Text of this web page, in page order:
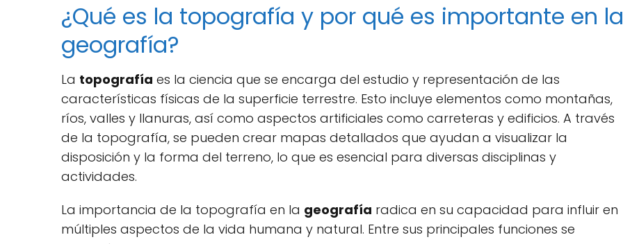
¿Qué es la topografía y por qué es importante en la
geografía?
La topografía es la ciencia que se encarga del estudio y representación de las
características físicas de la superficie terrestre. Esto incluye elementos como montañas,
ríos, valles y llanuras, así como aspectos artificiales como carreteras y edificios. A través
de la topografía, se pueden crear mapas detallados que ayudan a visualizar la
disposición y la forma del terreno, lo que es esencial para diversas disciplinas y
actividades.
La importancia de la topografía en la geografía radica en su capacidad para influir en
múltiples aspectos de la vida humana y natural. Entre sus principales funciones se